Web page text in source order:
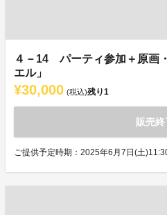
４－14 パーティ参加＋原画
エル」
¥30,000 (税込)残り1
販売終
ご提供予定時期：2025年6月7日(土